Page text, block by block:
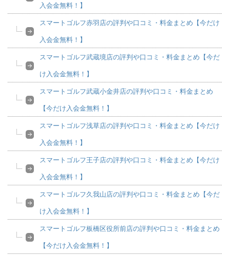
入会金無料！】
スマートゴルフ赤羽店の評判や口コミ・料金まとめ【今だけ
入会金無料！】
スマートゴルフ武蔵境店の評判や口コミ・料金まとめ【今だ
け入会金無料！】
スマートゴルフ武蔵小金井店の評判や口コミ・料金まとめ
【今だけ入会金無料！】
スマートゴルフ浅草店の評判や口コミ・料金まとめ【今だけ
入会金無料！】
スマートゴルフ王子店の評判や口コミ・料金まとめ【今だけ
入会金無料！】
スマートゴルフ久我山店の評判や口コミ・料金まとめ【今だ
け入会金無料！】
スマートゴルフ板橋区役所前店の評判や口コミ・料金まとめ
【今だけ入会金無料！】